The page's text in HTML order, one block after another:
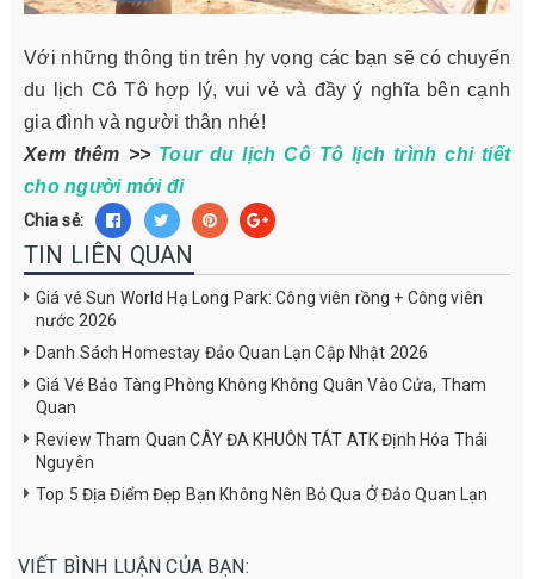
Với những thông tin trên hy vọng các bạn sẽ có chuyến
du lịch Cô Tô hợp lý, vui vẻ và đầy ý nghĩa bên cạnh
gia đình và người thân nhé!
Xem thêm >> Tour du lịch Cô Tô lịch trình chi tiết
cho người mới đi
Chia sẻ:
TIN LIÊN QUAN
Giá vé Sun World Hạ Long Park: Công viên rồng + Công viên
nước 2026
Danh Sách Homestay Đảo Quan Lạn Cập Nhật 2026
Giá Vé Bảo Tàng Phòng Không Không Quân Vào Cửa, Tham
Quan
Review Tham Quan CÂY ĐA KHUÔN TÁT ATK Định Hóa Thái
Nguyên
Top 5 Địa Điểm Đẹp Bạn Không Nên Bỏ Qua Ở Đảo Quan Lạn
VIẾT BÌNH LUẬN CỦA BẠN: